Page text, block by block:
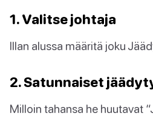
1. Valitse johtaja
Illan alussa määritä joku
2. Satunnaiset
Milloin tahansa he huutavat